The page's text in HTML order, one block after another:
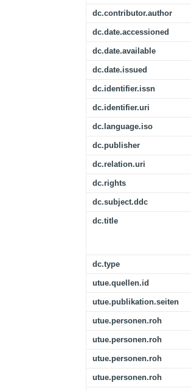
dc.contributor.author
dc.date.accessioned
dc.date.available
dc.date.issued
dc.identifier.issn
dc.identifier.uri
dc.language.iso
dc.publisher
dc.relation.uri
dc.rights
dc.subject.ddc
dc.title
dc.type
utue.quellen.id
utue.publikation.seiten
utue.personen.roh
utue.personen.roh
utue.personen.roh
utue.personen.roh